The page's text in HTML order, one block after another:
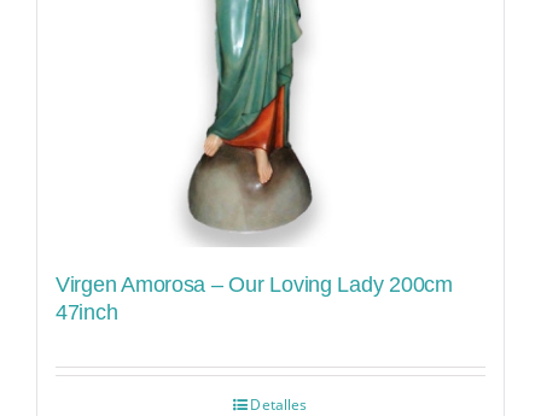
Virgen Amorosa – Our Loving Lady 200cm
47inch
Detalles